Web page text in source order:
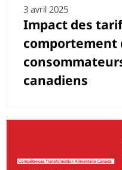
3 avril 2025
Impact des
comportement
canadiens